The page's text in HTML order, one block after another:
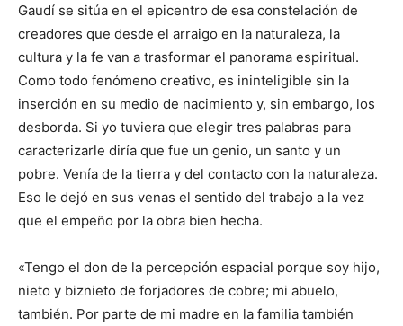
Gaudí se sitúa en el epicentro de esa constelación de
creadores que desde el arraigo en la naturaleza, la
cultura y la fe van a trasformar el panorama espiritual.
Como todo fenómeno creativo, es ininteligible sin la
inserción en su medio de nacimiento y, sin embargo, los
desborda. Si yo tuviera que elegir tres palabras para
caracterizarle diría que fue un genio, un santo y un
pobre. Venía de la tierra y del contacto con la naturaleza.
Eso le dejó en sus venas el sentido del trabajo a la vez
que el empeño por la obra bien hecha.
«Tengo el don de la percepción espacial porque soy hijo,
nieto y biznieto de forjadores de cobre; mi abuelo,
también. Por parte de mi madre en la familia también